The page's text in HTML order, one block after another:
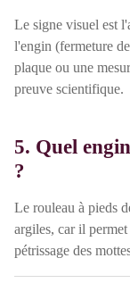
Le signe visuel est
l'engin (fermeture
plaque ou une
preuve scientifique.
5. Quel
?
Le rouleau à pieds
argiles, car il
pétrissage des